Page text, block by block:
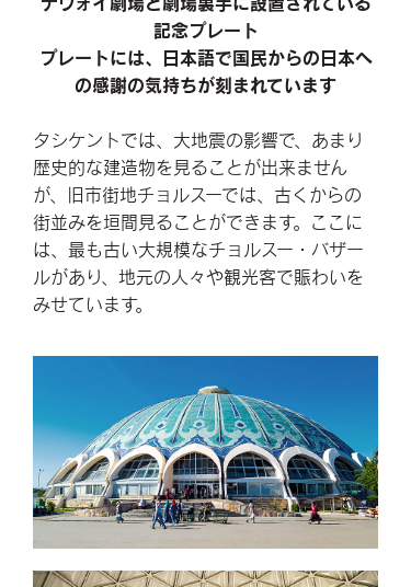
記念プレート
プレートには、日本語で国民からの日本へ
の感謝の気持ちが刻まれています
タシケントでは、大地震の影響で、あまり
歴史的な建造物を見ることが出来ません
が、旧市街地チョルスーでは、古くからの
街並みを垣間見ることができます。ここに
は、最も古い大規模なチョルスー・バザー
ルがあり、地元の人々や観光客で賑わいを
みせています。